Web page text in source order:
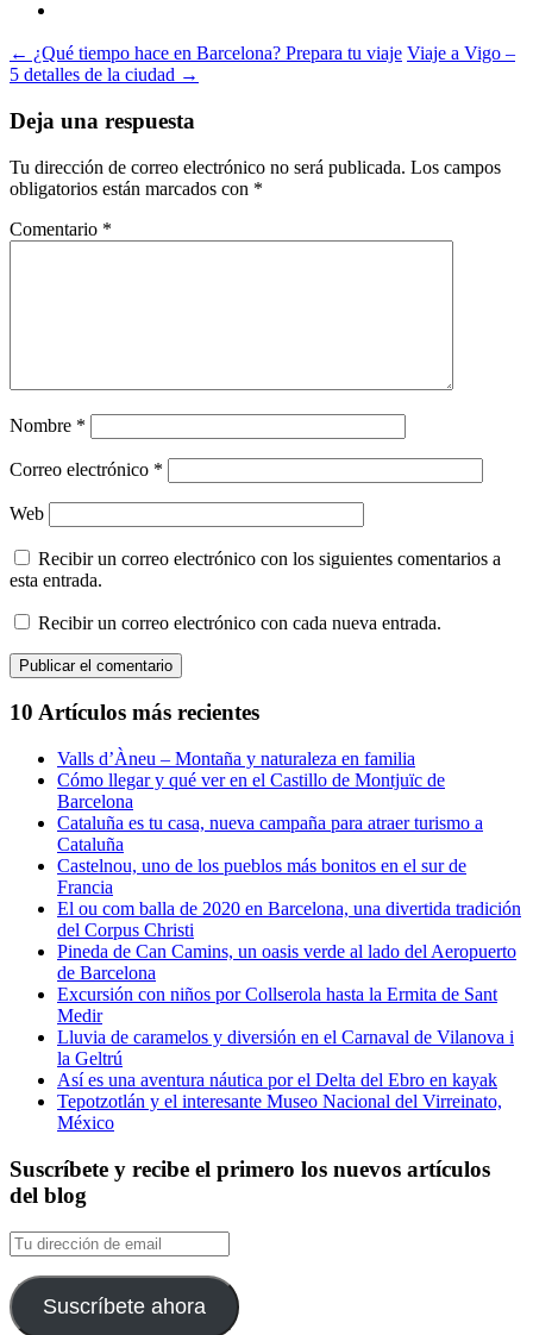
Navegación
de
entradas
← ¿Qué tiempo hace en Barcelona? Prepara tu viaje Viaje a Vigo –
5 detalles de la ciudad →
Deja una respuesta
Tu dirección de correo electrónico no será publicada. Los campos
obligatorios están marcados con *
Comentario *
Nombre *
Correo electrónico *
Web
Recibir un correo electrónico con los siguientes comentarios a
esta entrada.
Recibir un correo electrónico con cada nueva entrada.
10 Artículos más recientes
Valls d’Àneu – Montaña y naturaleza en familia
Cómo llegar y qué ver en el Castillo de Montjuïc de
Barcelona
Cataluña es tu casa, nueva campaña para atraer turismo a
Cataluña
Castelnou, uno de los pueblos más bonitos en el sur de
Francia
El ou com balla de 2020 en Barcelona, una divertida tradición
del Corpus Christi
Pineda de Can Camins, un oasis verde al lado del Aeropuerto
de Barcelona
Excursión con niños por Collserola hasta la Ermita de Sant
Medir
Lluvia de caramelos y diversión en el Carnaval de Vilanova i
la Geltrú
Así es una aventura náutica por el Delta del Ebro en kayak
Tepotzotlán y el interesante Museo Nacional del Virreinato,
México
Suscríbete y recibe el primero los nuevos artículos
del blog
Tu
dirección
de
emailSuscríbete ahora